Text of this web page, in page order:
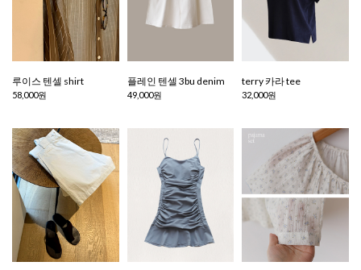
루이스 텐셀 shirt
58,000원
플레인 텐셀 3bu denim
49,000원
terry 카라 tee
32,000원